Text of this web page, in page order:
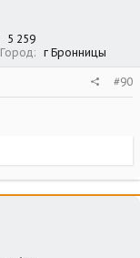
5 259
Город г Бронницы
#90